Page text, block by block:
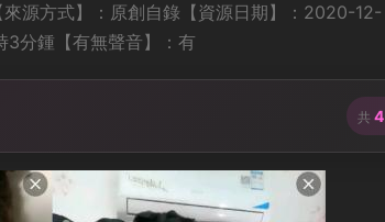
源方式】：原創自錄【資源日期】：2020-12-
3分鍾【有無聲音】：有
共 4